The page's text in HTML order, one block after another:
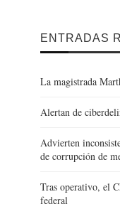
ENTRADAS
La magistrada
Alertan de
Advierten
de corrupción de
Tras operativo, el
federal